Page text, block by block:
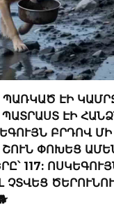
ՊԱՌԿԱԾ ԷԻ
ԷԻ
ԲՐԴՈՎ ՄԻ
ՓՈԽԵՑ
117:
ՉՏՎԵՑ